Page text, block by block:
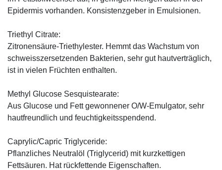
Epidermis vorhanden. Konsistenzgeber in Emulsionen.
Triethyl Citrate:
Zitronensäure-Triethylester. Hemmt das Wachstum von
schweisszersetzenden Bakterien, sehr gut hautverträglich,
ist in vielen Früchten enthalten.
Methyl Glucose Sesquistearate:
Aus Glucose und Fett gewonnener O/W-Emulgator, sehr
hautfreundlich und feuchtigkeitsspendend.
Caprylic/Capric Triglyceride:
Pflanzliches Neutralöl (Triglycerid) mit kurzkettigen
Fettsäuren. Hat rückfettende Eigenschaften.